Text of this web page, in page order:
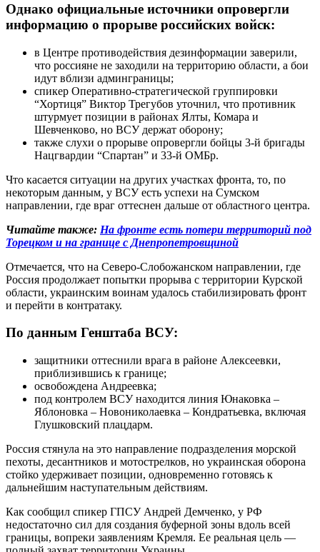
Однако официальные источники опровергли
информацию о прорыве российских войск:
в Центре противодействия дезинформации заверили,
что россияне не заходили на территорию области, а бои
идут вблизи админграницы;
спикер Оперативно-стратегической группировки
“Хортиця” Виктор Трегубов уточнил, что противник
штурмует позиции в районах Ялты, Комара и
Шевченково, но ВСУ держат оборону;
также слухи о прорыве опровергли бойцы 3-й бригады
Нацгвардии “Спартан” и 33-й ОМБр.
Что касается ситуации на других участках фронта, то, по
некоторым данным, у ВСУ есть успехи на Сумском
направлении, где враг оттеснен дальше от областного центра.
Читайте также: На фронте есть потери территорий под
Торецком и на границе с Днепропетровщиной
Отмечается, что на Северо-Слобожанском направлении, где
Россия продолжает попытки прорыва с территории Курской
области, украинским воинам удалось стабилизировать фронт
и перейти в контратаку.
По данным Генштаба ВСУ:
защитники оттеснили врага в районе Алексеевки,
приблизившись к границе;
освобождена Андреевка;
под контролем ВСУ находится линия Юнаковка –
Яблоновка – Новониколаевка – Кондратьевка, включая
Глушковский плацдарм.
Россия стянула на это направление подразделения морской
пехоты, десантников и мотострелков, но украинская оборона
стойко удерживает позиции, одновременно готовясь к
дальнейшим наступательным действиям.
Как сообщил спикер ГПСУ Андрей Демченко, у РФ
недостаточно сил для создания буферной зоны вдоль всей
границы, вопреки заявлениям Кремля. Ее реальная цель —